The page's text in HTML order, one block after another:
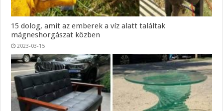
15 dolog, amit az emberek a víz alatt találtak
mágneshorgászat közben
2023-03-15